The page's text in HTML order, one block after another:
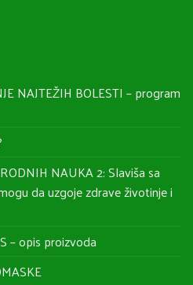
NAJTEŽIH BOLESTI – program
NAUKA 2: Slaviša sa
da uzgoje zdrave životinje i
– opis proizvoda